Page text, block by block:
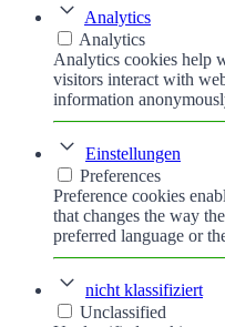
Analytics
Analytics
Analytics cookies help
visitors interact with
information
Einstellungen
Preferences
Preference cookies
that changes the way
preferred language or
nicht klassifiziert
Unclassified